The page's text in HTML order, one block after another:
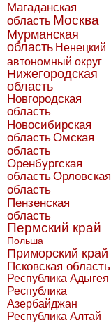
Магаданская
область Москва
Мурманская
область Ненецкий
автономный округ
Нижегородская
область
Новгородская
область
Новосибирская
областьОмская
область
Оренбургская
областьОрловская
область
Пензенская
область
Пермский край
Польша
Приморский край
Псковская область
Республика Адыгея
Республика
Азербайджан
Республика Алтай